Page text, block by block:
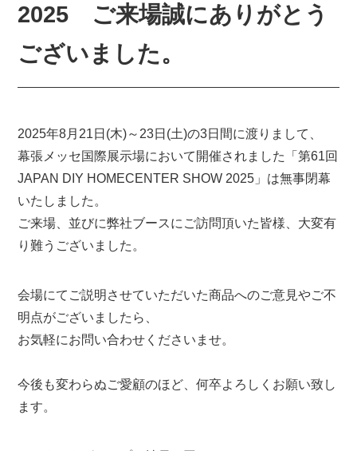
2025 ご来場誠にありがとう
ございました。
2025年8月21日(木)～23日(土)の3日間に渡りまして、
幕張メッセ国際展示場において開催されました「第61回
JAPAN DIY HOMECENTER SHOW 2025」は無事閉幕
いたしました。
ご来場、並びに弊社ブースにご訪問頂いた皆様、大変有
り難うございました。
会場にてご説明させていただいた商品へのご意見やご不
明点がございましたら、
お気軽にお問い合わせくださいませ。
今後も変わらぬご愛顧のほど、何卒よろしくお願い致し
ます。